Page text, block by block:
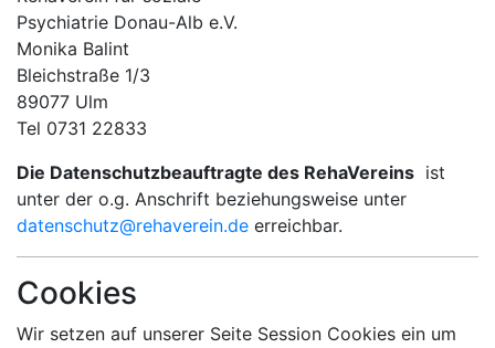
Psychiatrie Donau-Alb e.V.
Monika Balint
Bleichstraße 1/3
89077 Ulm
Tel 0731 22833
Die Datenschutzbeauftragte des RehaVereins ist
unter der o.g. Anschrift beziehungsweise unter
datenschutz@rehaverein.de erreichbar.
Cookies
Wir setzen auf unserer Seite Session Cookies ein um